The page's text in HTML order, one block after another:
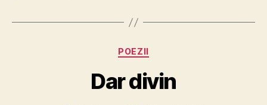
Categorii
POEZII
Dar divin